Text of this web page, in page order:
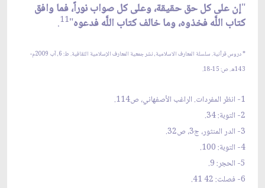
"إن على كل حق حقيقة، وعلى كل صواب نوراً، فما وافق
كتاب اللَّه فخذوه، وما خالف كتاب اللَّه فدعوه"
11
.
* دروس قرآنية. سلسلة المعارف الاسلامية، نشر جمعية المعارف الإسلامية الثقافية. ط: 6، آب 2009م-
143ه. ص: 15-18.
1- انظر المفردات. الراغب الأصفهاني، ص114.
2- التوبة: 34.
3- الدر المنثور، ج3، ص32.
4- التوبة: 100.
5- الحجر: 9.
6- فصلت: 42 41.